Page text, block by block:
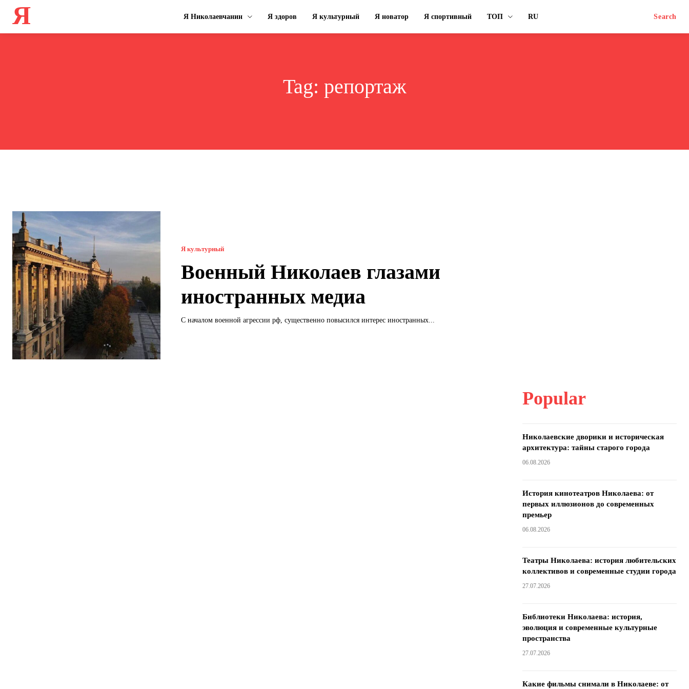
Я Я Николаевчанин Я здоров Я культурный Я новатор Я спортивный ТОП RU Search
Tag: репортаж
Я культурный
Военный Николаев глазами
иностранных медиа
С началом военной агрессии рф, существенно повысился интерес иностранных...
Popular
Николаевские дворики и историческая
архитектура: тайны старого города
06.08.2026
История кинотеатров Николаева: от
первых иллюзионов до современных
премьер
06.08.2026
Театры Николаева: история любительских
коллективов и современные студии города
27.07.2026
Библиотеки Николаева: история,
эволюция и современные культурные
пространства
27.07.2026
Какие фильмы снимали в Николаеве: от